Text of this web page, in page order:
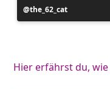
Beitrag
veröffentlicht
the_62_cat
Hier erfährst du,